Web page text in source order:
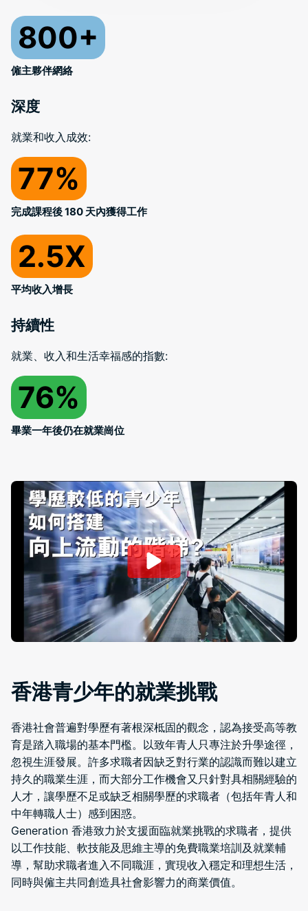
800+
僱主夥伴網絡
深度
就業和收入成效:
77%
完成課程後 180 天內獲得工作
2.5X
平均收入增長
持續性
就業、收入和生活幸福感的指數:
76%
畢業一年後仍在就業崗位
香港青少年的就業挑戰
香港社會普遍對學歷有著根深柢固的觀念，認為接受高等教
育是踏入職場的基本門檻。以致年青人只專注於升學途徑，
忽視生涯發展。許多求職者因缺乏對行業的認識而難以建立
持久的職業生涯，而大部分工作機會又只針對具相關經驗的
人才，讓學歷不足或缺乏相關學歷的求職者（包括年青人和
中年轉職人士）感到困惑。
Generation 香港致力於支援面臨就業挑戰的求職者，提供
以工作技能、軟技能及思維主導的免費職業培訓及就業輔
導，幫助求職者進入不同職涯，實現收入穩定和理想生活，
同時與僱主共同創造具社會影響力的商業價值。